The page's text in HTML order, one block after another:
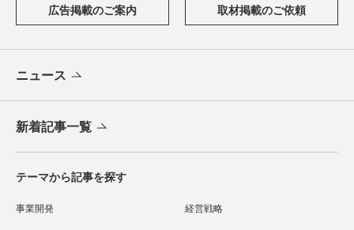
広告掲載のご案内 取材掲載のご依頼
ニュース
新着記事一覧
テーマから記事を探す
事業開発 経営戦略